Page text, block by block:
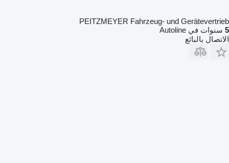
PEITZMEYER Fahrzeug- und Gerätevertrieb
5 سنوات في Autoline
الاتصال بالبائع